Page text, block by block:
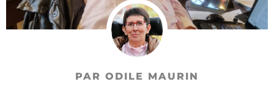
PAR ODILE MAURIN